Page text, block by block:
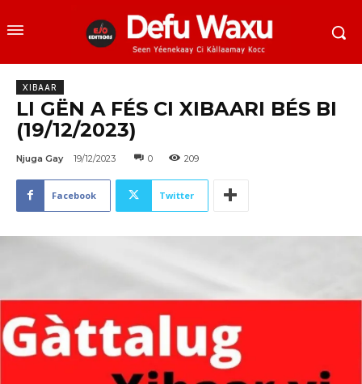
XIBAAR
LI GËN A FÉS CI XIBAARI BÉS BI
(19/12/2023)
Njuga Gay 19/12/2023 0 209
Facebook Twitter